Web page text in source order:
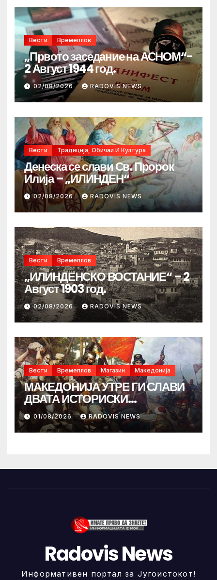
Вести Времеплов
„Првото заседание на АСНОМ“-
2 Август 1944 год.
02/08/2026 RADOVIS NEWS
Вести Традиција, Обичаи И Култура
Денеска се слави Св. Пророк
Илија – „ИЛИНДЕН“
02/08/2026 RADOVIS NEWS
Вести Времеплов
„ИЛИНДЕНСКО ВОСТАНИЕ“ – 2
Август 1903 год.
02/08/2026 RADOVIS NEWS
Вести Времеплов Магазин Македонија
МАКЕДОНИЈА УТРЕ ГИ СЛАВИ
ДВАТА ИСТОРИСКИ
ИЛИНДЕНА!
01/08/2026 RADOVIS NEWS
Radovis News
Информативен портал за Југоистокот!